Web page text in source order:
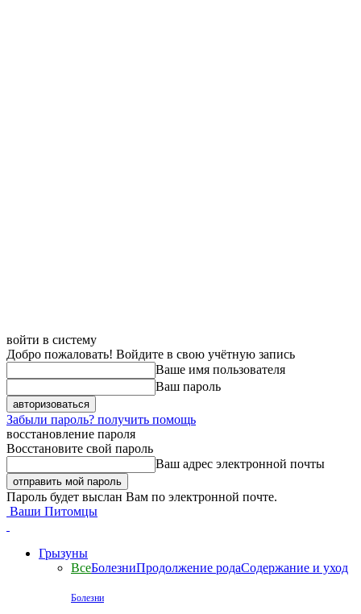
войти в систему
Добро пожаловать! Войдите в свою учётную запись
Ваше имя пользователя
Ваш пароль
Забыли пароль? получить помощь
восстановление пароля
Восстановите свой пароль
Ваш адрес электронной почты
Пароль будет выслан Вам по электронной почте.
Ваши Питомцы
Грызуны
ВсеБолезниПродолжение родаСодержание и уход
Болезни